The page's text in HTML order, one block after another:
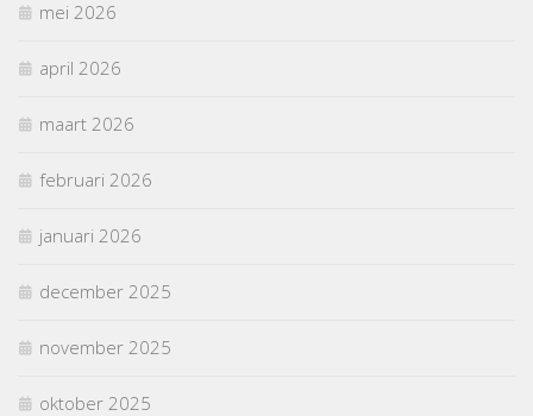
mei 2026
april 2026
maart 2026
februari 2026
januari 2026
december 2025
november 2025
oktober 2025